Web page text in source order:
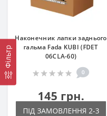
Фільтр
Наконечник лапки заднього
гальма Fada KUBI (FDET
06СLA-60)
0
145 грн.
ПІД ЗАМОВЛЕННЯ 2-3